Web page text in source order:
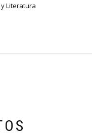
Literatura